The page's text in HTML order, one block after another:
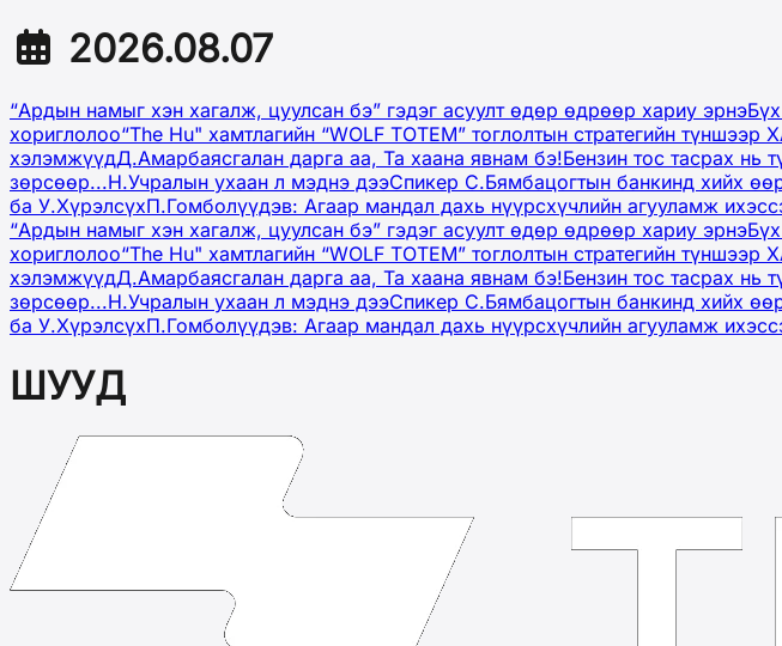
2026.08.07
“Ардын намыг хэн хагалж, цуулсан бэ” гэдэг асуулт өдөр өдрөөр хариу эрнэ
хориглолоо“The Hu" хамтлагийн “WOLF TOTEM” тоглолтын стратегийн
хэлэмжүүдД.Амарбаясгалан дарга аа, Та хаана явнам бэ!Бензин тос тасрах нь
зөрсөөр...Н.Учралын ухаан л мэднэ дээСпикер С.Бямбацогтын банкинд хийх
ба У.ХүрэлсүхП.Гомболүүдэв: Агаар мандал дахь нүүрсхүчлийн агууламж
“Ардын намыг хэн хагалж, цуулсан бэ” гэдэг асуулт өдөр өдрөөр хариу эрнэ
хориглолоо“The Hu" хамтлагийн “WOLF TOTEM” тоглолтын стратегийн
хэлэмжүүдД.Амарбаясгалан дарга аа, Та хаана явнам бэ!Бензин тос тасрах нь
зөрсөөр...Н.Учралын ухаан л мэднэ дээСпикер С.Бямбацогтын банкинд хийх
ба У.ХүрэлсүхП.Гомболүүдэв: Агаар мандал дахь нүүрсхүчлийн агууламж
ШУУД